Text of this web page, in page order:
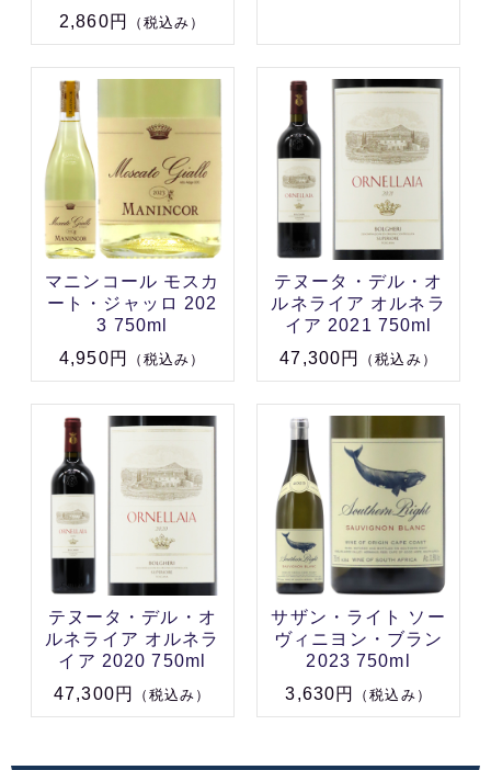
2,860円
（税込み）
マニンコール モスカ
ート・ジャッロ 202
3 750ml
4,950円
（税込み）
テヌータ・デル・オ
ルネライア オルネラ
イア 2021 750ml
47,300円
（税込み）
テヌータ・デル・オ
ルネライア オルネラ
イア 2020 750ml
47,300円
（税込み）
サザン・ライト ソー
ヴィニヨン・ブラン
2023 750ml
3,630円
（税込み）